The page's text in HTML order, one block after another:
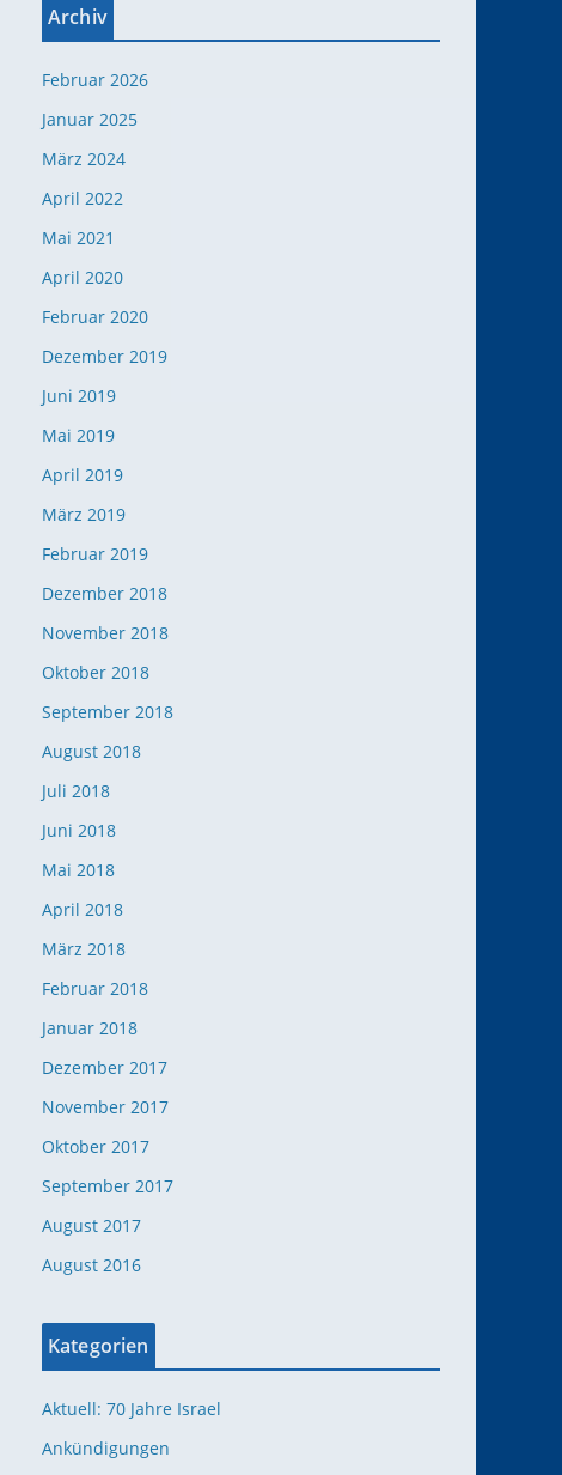
Archiv
Februar 2026
Januar 2025
März 2024
April 2022
Mai 2021
April 2020
Februar 2020
Dezember 2019
Juni 2019
Mai 2019
April 2019
März 2019
Februar 2019
Dezember 2018
November 2018
Oktober 2018
September 2018
August 2018
Juli 2018
Juni 2018
Mai 2018
April 2018
März 2018
Februar 2018
Januar 2018
Dezember 2017
November 2017
Oktober 2017
September 2017
August 2017
August 2016
Kategorien
Aktuell: 70 Jahre Israel
Ankündigungen